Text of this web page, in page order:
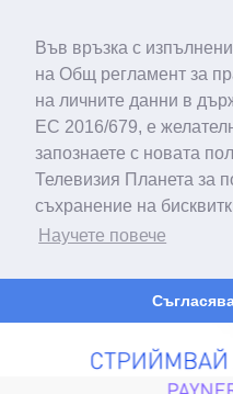
Във връзка с
на Общ регламент за
на личните данни в
ЕС 2016/679, е
запознаете с новата
Телевизия Планета за
съхранение на
Научете повече